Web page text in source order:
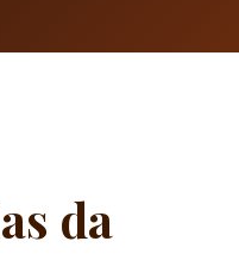
da